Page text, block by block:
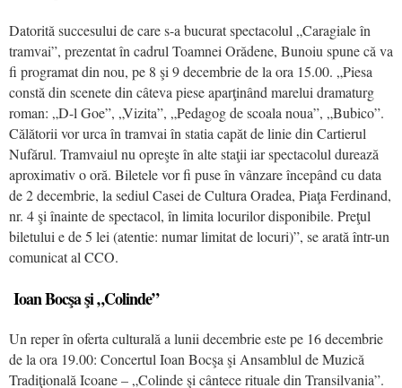
Datorită succesului de care s-a bucurat spectacolul „Caragiale în
tramvai”, prezentat în cadrul Toamnei Orădene, Bunoiu spune că va
fi programat din nou, pe 8 şi 9 decembrie de la ora 15.00. „Piesa
constă din scenete din câteva piese aparţinând marelui dramaturg
roman: „D-l Goe”, „Vizita”, „Pedagog de scoala noua”, „Bubico”.
Călătorii vor urca în tramvai în statia capăt de linie din Cartierul
Nufărul. Tramvaiul nu opreşte în alte staţii iar spectacolul durează
aproximativ o oră. Biletele vor fi puse în vânzare începând cu data
de 2 decembrie, la sediul Casei de Cultura Oradea, Piaţa Ferdinand,
nr. 4 şi înainte de spectacol, în limita locurilor disponibile. Preţul
biletului e de 5 lei (atentie: numar limitat de locuri)”, se arată într-un
comunicat al CCO.
Ioan Bocşa şi „Colinde”
Un reper în oferta culturală a lunii decembrie este pe 16 decembrie
de la ora 19.00: Concertul Ioan Bocşa şi Ansamblul de Muzică
Tradiţională Icoane – „Colinde şi cântece rituale din Transilvania”.